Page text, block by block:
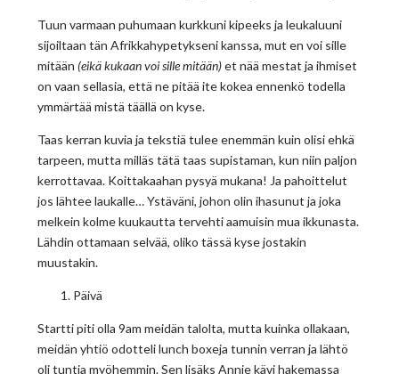
Tuun varmaan puhumaan kurkkuni kipeeks ja leukaluuni
sijoiltaan tän Afrikkahypetykseni kanssa, mut en voi sille
mitään(eikä kukaan voi sille mitään)et nää mestat ja ihmiset
on vaan sellasia, että ne pitää ite kokea ennenkö todella
ymmärtää mistä täällä on kyse.
Taas kerran kuvia ja tekstiä tulee enemmän kuin olisi ehkä
tarpeen, mutta milläs tätä taas supistaman, kun niin paljon
kerrottavaa. Koittakaahan pysyä mukana! Ja pahoittelut
jos lähtee laukalle… Ystäväni, johon olin ihasunut ja joka
melkein kolme kuukautta tervehti aamuisin mua ikkunasta.
Lähdin ottamaan selvää, oliko tässä kyse jostakin
muustakin.
Päivä
Startti piti olla 9am meidän talolta, mutta kuinka ollakaan,
meidän yhtiö odotteli lunch boxeja tunnin verran ja lähtö
oli tuntia myöhemmin. Sen lisäks Annie kävi hakemassa